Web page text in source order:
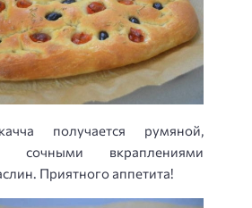
получается румяной,
сочными вкраплениями
Приятного аппетита!